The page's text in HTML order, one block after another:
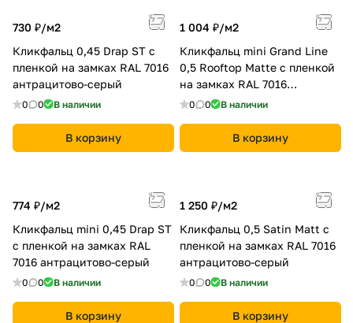
730 ₽/м2
Кликфальц 0,45 Drap ST с
пленкой на замках RAL 7016
антрацитово-серый
0 0 В наличии
В корзину
1 004 ₽/м2
Кликфальц mini Grand Line
0,5 Rooftop Matte с пленкой
на замках RAL 7016
антрацитово-серый
0 0 В наличии
В корзину
774 ₽/м2
Кликфальц mini 0,45 Drap ST
с пленкой на замках RAL
7016 антрацитово-серый
0 0 В наличии
В корзину
1 250 ₽/м2
Кликфальц 0,5 Satin Мatt с
пленкой на замках RAL 7016
антрацитово-серый
0 0 В наличии
В корзину